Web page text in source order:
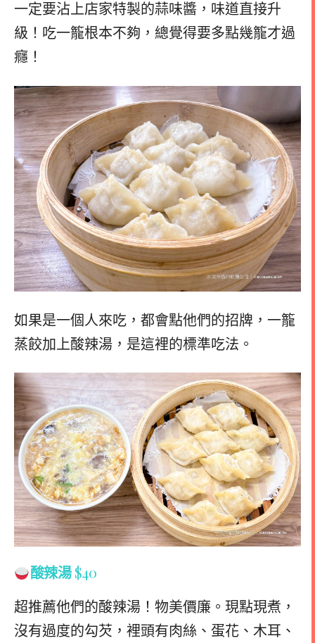
一定要沾上店家特製的蒜味醬，味道直接升
級！吃一籠根本不夠，總覺得要多點幾籠才過
癮！
如果是一個人來吃，都會點他們的招牌，一籠
蒸餃加上酸辣湯，是這裡的標準吃法。
酸辣湯$40
超推薦他們的酸辣湯！物美價廉。現點現煮，
沒有過度的勾芡，裡頭有肉絲、蛋花、木耳、